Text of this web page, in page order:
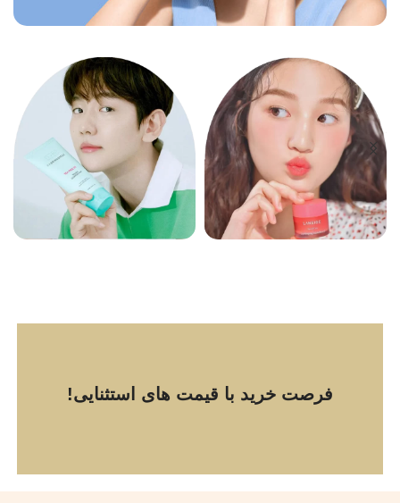
بمب آبرسان
میشا
آبرسان عمقی و قدرتمند.
اطلاعات بیشتر
فرصت خرید با قیمت های استثنایی!